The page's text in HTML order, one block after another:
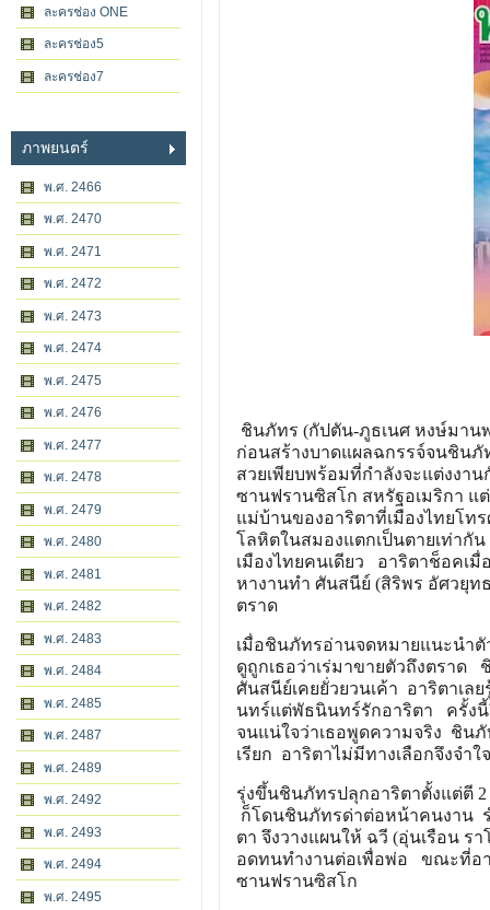
ละครช่อง ONE
ละครช่อง5
ละครช่อง7
ภาพยนตร์
พ.ศ. 2466
พ.ศ. 2470
พ.ศ. 2471
พ.ศ. 2472
พ.ศ. 2473
พ.ศ. 2474
พ.ศ. 2475
พ.ศ. 2476
พ.ศ. 2477
พ.ศ. 2478
พ.ศ. 2479
พ.ศ. 2480
พ.ศ. 2481
พ.ศ. 2482
พ.ศ. 2483
พ.ศ. 2484
พ.ศ. 2485
พ.ศ. 2487
พ.ศ. 2489
พ.ศ. 2492
พ.ศ. 2493
พ.ศ. 2494
พ.ศ. 2495
ชินภัทร (กัปตัน-ภูธเนศ หงษ์มาน
ก่อนสร้างบาดแผลฉกรรจ์จนชิน
สวยเพียบพร้อมที่กำลังจะแต่งง
ซานฟรานซิสโก สหรัฐอเมริกา แ
แม่บ้านของอาริตาที่เมืองไทยโท
โลหิตในสมองแตกเป็นตายเท่ากั
เมืองไทยคนเดียว อาริตาช็อคเ
หางานทำ ศันสนีย์ (สิริพร อัศวยุท
ตราด
เมื่อชินภัทรอ่านจดหมายแนะนำตั
ดูถูกเธอว่าเร่มาขายตัวถึงตราด
ศันสนีย์เคยยั่วยวนเค้า อาริตาเ
นทร์แต่พัธนินทร์รักอาริตา ครั้งนี้
จนแน่ใจว่าเธอพูดความจริง ชิน
เรียก อาริตาไม่มีทางเลือกจึงจ
รุ่งขึ้นชินภัทรปลุกอาริตาตั้งแต่ตี
ก็โดนชินภัทรด่าต่อหน้าคนงาน
ตา จึงวางแผนให้ ฉวี (อุ่นเรือน
อดทนทำงานต่อเพื่อพ่อ ขณะที่อ
ซานฟรานซิสโก